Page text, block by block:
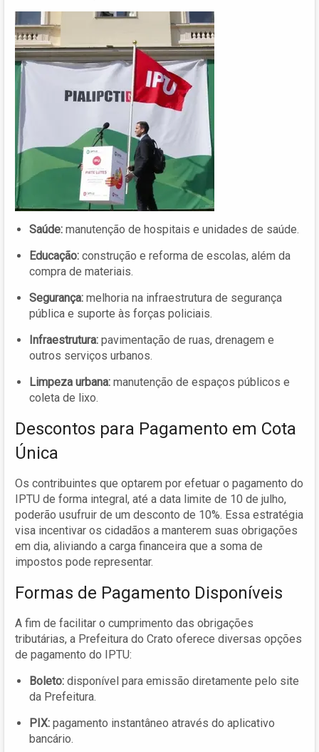
Saúde: manutenção de hospitais e unidades de saúde.
Educação: construção e reforma de escolas, além da
compra de materiais.
Segurança: melhoria na infraestrutura de segurança
pública e suporte às forças policiais.
Infraestrutura: pavimentação de ruas, drenagem e
outros serviços urbanos.
Limpeza urbana: manutenção de espaços públicos e
coleta de lixo.
Descontos para Pagamento em Cota
Única
Os contribuintes que optarem por efetuar o pagamento do
IPTU de forma integral, até a data limite de 10 de julho,
poderão usufruir de um desconto de 10%. Essa estratégia
visa incentivar os cidadãos a manterem suas obrigações
em dia, aliviando a carga financeira que a soma de
impostos pode representar.
Formas de Pagamento Disponíveis
A fim de facilitar o cumprimento das obrigações
tributárias, a Prefeitura do Crato oferece diversas opções
de pagamento do IPTU:
Boleto: disponível para emissão diretamente pelo site
da Prefeitura.
PIX: pagamento instantâneo através do aplicativo
bancário.